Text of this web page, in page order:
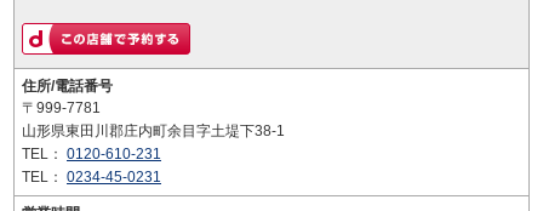
住所/電話番号
〒999-7781
山形県東田川郡庄内町余目字土堤下38-1
TEL： 0120-610-231
TEL： 0234-45-0231